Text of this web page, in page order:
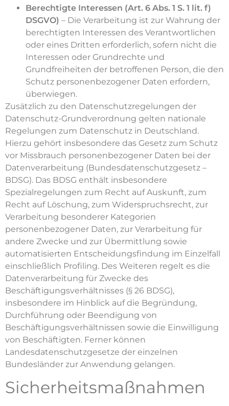
Berechtigte Interessen (Art. 6 Abs. 1 S. 1 lit. f)
DSGVO) – Die Verarbeitung ist zur Wahrung der
berechtigten Interessen des Verantwortlichen
oder eines Dritten erforderlich, sofern nicht die
Interessen oder Grundrechte und
Grundfreiheiten der betroffenen Person, die den
Schutz personenbezogener Daten erfordern,
überwiegen.
Zusätzlich zu den Datenschutzregelungen der
Datenschutz-Grundverordnung gelten nationale
Regelungen zum Datenschutz in Deutschland.
Hierzu gehört insbesondere das Gesetz zum Schutz
vor Missbrauch personenbezogener Daten bei der
Datenverarbeitung (Bundesdatenschutzgesetz –
BDSG). Das BDSG enthält insbesondere
Spezialregelungen zum Recht auf Auskunft, zum
Recht auf Löschung, zum Widerspruchsrecht, zur
Verarbeitung besonderer Kategorien
personenbezogener Daten, zur Verarbeitung für
andere Zwecke und zur Übermittlung sowie
automatisierten Entscheidungsfindung im Einzelfall
einschließlich Profiling. Des Weiteren regelt es die
Datenverarbeitung für Zwecke des
Beschäftigungsverhältnisses (§ 26 BDSG),
insbesondere im Hinblick auf die Begründung,
Durchführung oder Beendigung von
Beschäftigungsverhältnissen sowie die Einwilligung
von Beschäftigten. Ferner können
Landesdatenschutzgesetze der einzelnen
Bundesländer zur Anwendung gelangen.
Sicherheitsmaßnahmen